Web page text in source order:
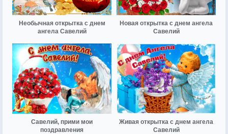
Необычная открытка с днем
ангела Савелий
Новая открытка с днем ангела
Савелий
Савелий, прими мои
поздравления
Живая открытка с днем ангела
Савелий